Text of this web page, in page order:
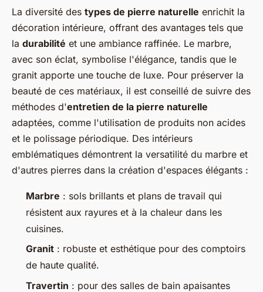
La diversité des types de pierre naturelle enrichit la
décoration intérieure, offrant des avantages tels que
la durabilité et une ambiance raffinée. Le marbre,
avec son éclat, symbolise l'élégance, tandis que le
granit apporte une touche de luxe. Pour préserver la
beauté de ces matériaux, il est conseillé de suivre des
méthodes d'entretien de la pierre naturelle
adaptées, comme l'utilisation de produits non acides
et le polissage périodique. Des intérieurs
emblématiques démontrent la versatilité du marbre et
d'autres pierres dans la création d'espaces élégants :
Marbre : sols brillants et plans de travail qui
résistent aux rayures et à la chaleur dans les
cuisines.
Granit : robuste et esthétique pour des comptoirs
de haute qualité.
Travertin : pour des salles de bain apaisantes